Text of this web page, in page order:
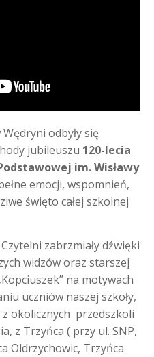
odbyły się
jubileuszu 120-lecia
im. Wisławy
emocji, wspomnień,
święto całej szkolnej
zabrzmiały dźwięki
widzów oraz starszej
na motywach
uczniów naszej szkoły,
z okolicznych przedszkoli
z Trzyńca ( przy ul. SNP,
Oldrzychowic, Trzyńca